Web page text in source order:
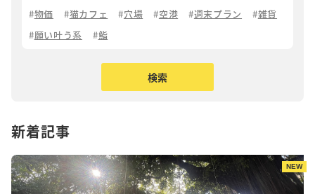
物価
猫カフェ 穴場 空港 週末プラン
雑貨
願い叶う系
鮨
新着記事
NEW